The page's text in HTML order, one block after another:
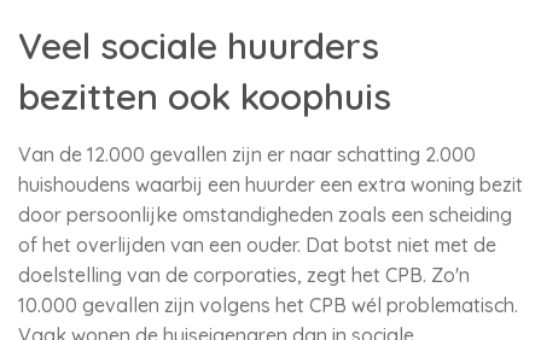
Veel sociale huurders
bezitten ook koophuis
Van de 12.000 gevallen zijn er naar schatting 2.000
huishoudens waarbij een huurder een extra woning bezit
door persoonlijke omstandigheden zoals een scheiding
of het overlijden van een ouder. Dat botst niet met de
doelstelling van de corporaties, zegt het CPB. Zo'n
10.000 gevallen zijn volgens het CPB wél problematisch.
Vaak wonen de huiseigenaren dan in sociale